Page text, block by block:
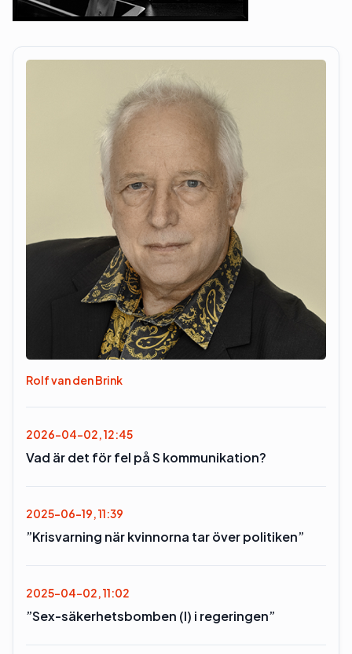
Rolf van den Brink
2026-04-02, 12:45
Vad är det för fel på S kommunikation?
2025-06-19, 11:39
”Krisvarning när kvinnorna tar över politiken”
2025-04-02, 11:02
”Sex-säkerhetsbomben (l) i regeringen”